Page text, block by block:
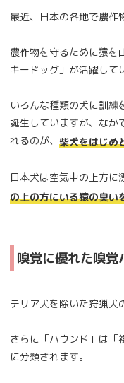
最近、日本の各地で農作
農作物を守るために猿を
キードッグ」が活躍して
いろんな種類の犬に訓練
誕生していますが、なか
れるのが、 柴犬をはじめ
日本犬は空気中の上方に
の上の方にいる猿の臭い
嗅覚に優れた嗅覚
テリア犬を除いた狩猟犬
さらに「ハウンド」は「
に分類されます。